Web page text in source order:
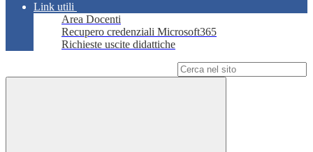
Link utili
Area Docenti
Recupero credenziali Microsoft365
Richieste uscite didattiche